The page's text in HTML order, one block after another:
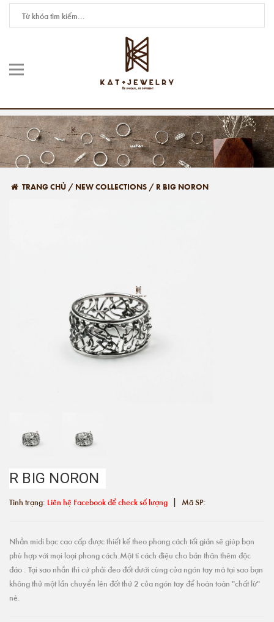
TRANG CHỦ / NEW COLLECTIONS / R BIG NORON
R BIG NORON
Tình trạng: Liên hệ Facebook để check số lượng | Mã SP:
Nhẫn midi bạc cao cấp được thiết kế theo phong cách tối giản sẽ giúp bạn
phù hợp với mọi loại phong cách.Một tí cách điệu cho bản thân thêm độc
đáo . Tại sao nhẫn thì cứ phải đeo đốt dưới cùng của ngón tay mà tại sao bạn
không thử một lần chuyển lên đốt thứ 2 của ngón tay để hoàn toàn "chất lừ"
nè.